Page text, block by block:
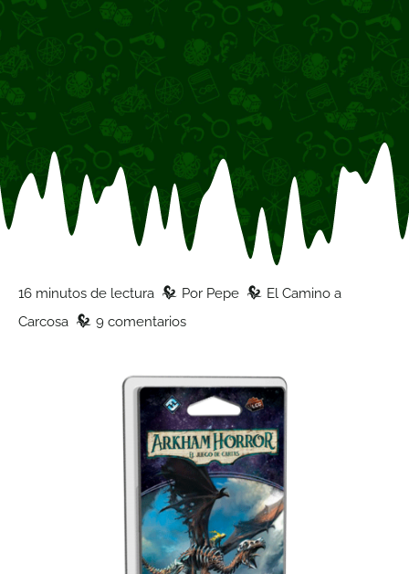
16 minutos de lectura z Por Pepe z El Camino a
Carcosa z 9 comentarios